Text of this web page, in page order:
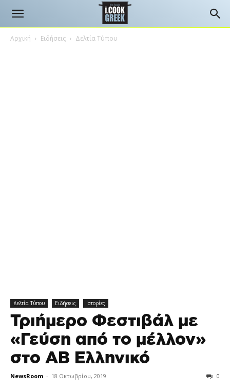
Αρχική Ειδήσεις Δελτία Τύπου
Δελτία Τύπου Ειδήσεις Ιστορίες
Τριήμερο Φεστιβάλ με
«Γεύση από το μέλλον»
στο ΑΒ Ελληνικό
NewsRoom - 18 Οκτωβρίου, 2019 0